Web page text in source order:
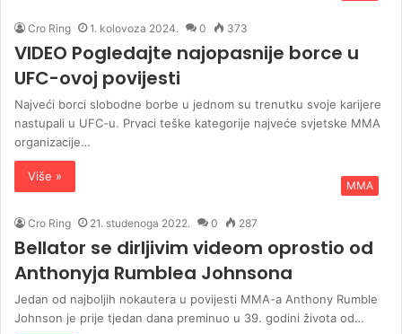
Cro Ring 1. kolovoza 2024. 0 373
VIDEO Pogledajte najopasnije borce u
UFC-ovoj povijesti
Najveći borci slobodne borbe u jednom su trenutku svoje karijere
nastupali u UFC-u. Prvaci teške kategorije najveće svjetske MMA
organizacije…
Više »
MMA
Cro Ring 21. studenoga 2022. 0 287
Bellator se dirljivim videom oprostio od
Anthonyja Rumblea Johnsona
Jedan od najboljih nokautera u povijesti MMA-a Anthony Rumble
Johnson je prije tjedan dana preminuo u 39. godini života od…